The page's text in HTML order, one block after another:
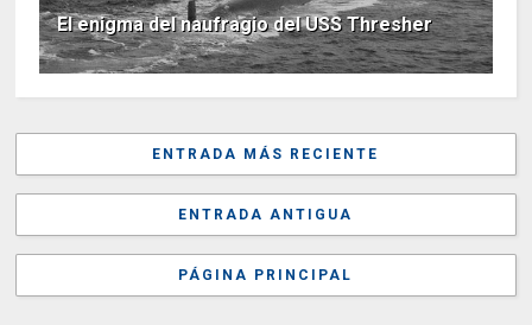
El enigma del naufragio del USS Thresher
ENTRADA MÁS RECIENTE
ENTRADA ANTIGUA
PÁGINA PRINCIPAL